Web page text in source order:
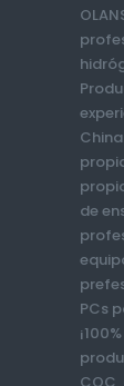
de
PCs